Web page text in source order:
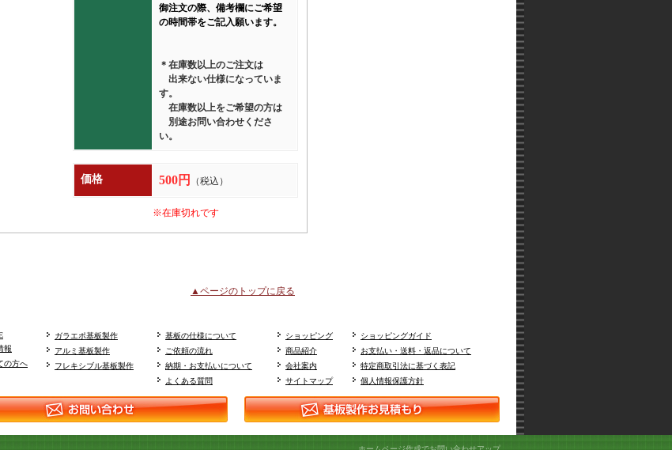
御注文の際、備考欄にご希望
の時間帯をご記入願います。
＊在庫数以上のご注文は
出来ない仕様になっていま
す。
在庫数以上をご希望の方は
別途お問い合わせくださ
い。
価格 500円 （税込）
※在庫切れです
▲ページのトップに戻る
報
の方へ
ガラエポ基板製作
アルミ基板製作
フレキシブル基板製作
基板の仕様について
ご依頼の流れ
納期・お支払いについて
よくある質問
ショッピング
商品紹介
会社案内
サイトマップ
ショッピングガイド
お支払い・送料・返品について
特定商取引法に基づく表記
個人情報保護方針